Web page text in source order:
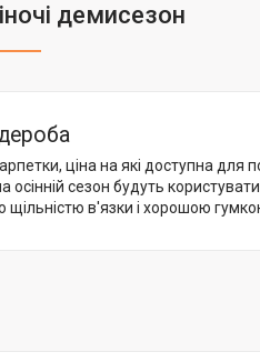
демисезон
ціна на які доступна для
сезон будуть
щільністю в'язки і хорошою